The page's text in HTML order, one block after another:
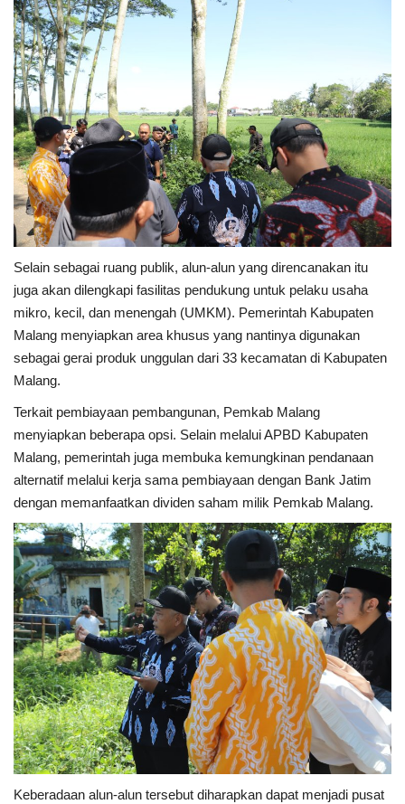
Selain sebagai ruang publik, alun-alun yang direncanakan itu
juga akan dilengkapi fasilitas pendukung untuk pelaku usaha
mikro, kecil, dan menengah (UMKM). Pemerintah Kabupaten
Malang menyiapkan area khusus yang nantinya digunakan
sebagai gerai produk unggulan dari 33 kecamatan di Kabupaten
Malang.
Terkait pembiayaan pembangunan, Pemkab Malang
menyiapkan beberapa opsi. Selain melalui APBD Kabupaten
Malang, pemerintah juga membuka kemungkinan pendanaan
alternatif melalui kerja sama pembiayaan dengan Bank Jatim
dengan memanfaatkan dividen saham milik Pemkab Malang.
Keberadaan alun-alun tersebut diharapkan dapat menjadi pusat